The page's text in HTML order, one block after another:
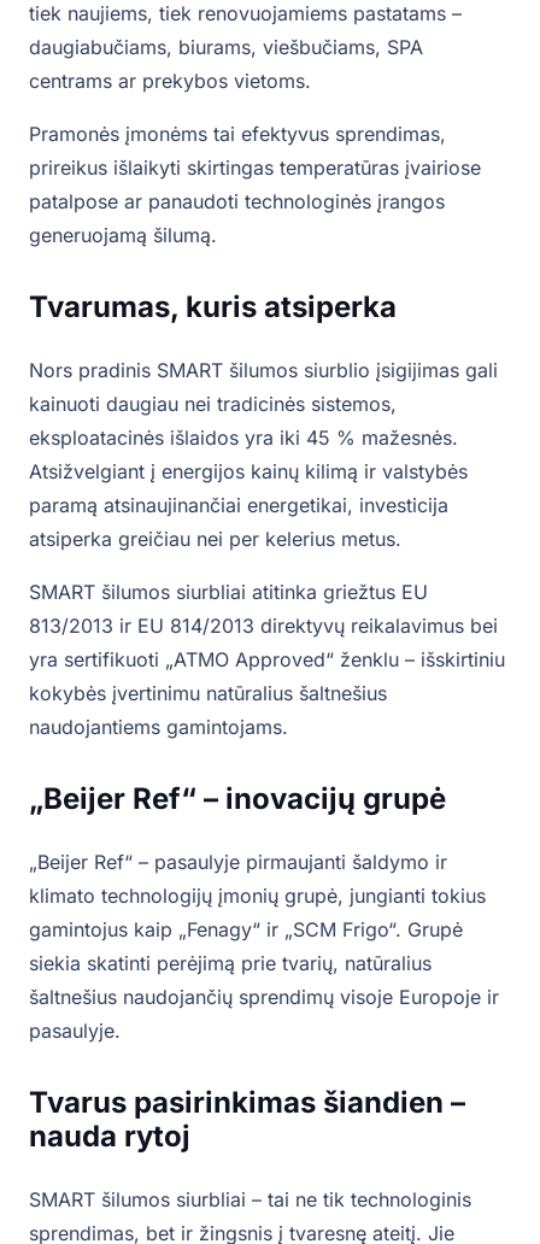
tiek naujiems, tiek renovuojamiems pastatams –
daugiabučiams, biurams, viešbučiams, SPA
centrams ar prekybos vietoms.
Pramonės įmonėms tai efektyvus sprendimas,
prireikus išlaikyti skirtingas temperatūras įvairiose
patalpose ar panaudoti technologinės įrangos
generuojamą šilumą.
Tvarumas, kuris atsiperka
Nors pradinis SMART šilumos siurblio įsigijimas gali
kainuoti daugiau nei tradicinės sistemos,
eksploatacinės išlaidos yra iki 45 % mažesnės.
Atsižvelgiant į energijos kainų kilimą ir valstybės
paramą atsinaujinančiai energetikai, investicija
atsiperka greičiau nei per kelerius metus.
SMART šilumos siurbliai atitinka griežtus EU
813/2013 ir EU 814/2013 direktyvų reikalavimus bei
yra sertifikuoti „ATMO Approved“ ženklu – išskirtiniu
kokybės įvertinimu natūralius šaltnešius
naudojantiems gamintojams.
„Beijer Ref“ – inovacijų grupė
„Beijer Ref“ – pasaulyje pirmaujanti šaldymo ir
klimato technologijų įmonių grupė, jungianti tokius
gamintojus kaip „Fenagy“ ir „SCM Frigo“. Grupė
siekia skatinti perėjimą prie tvarių, natūralius
šaltnešius naudojančių sprendimų visoje Europoje ir
pasaulyje.
Tvarus pasirinkimas šiandien –
nauda rytoj
SMART šilumos siurbliai – tai ne tik technologinis
sprendimas, bet ir žingsnis į tvaresnę ateitį. Jie